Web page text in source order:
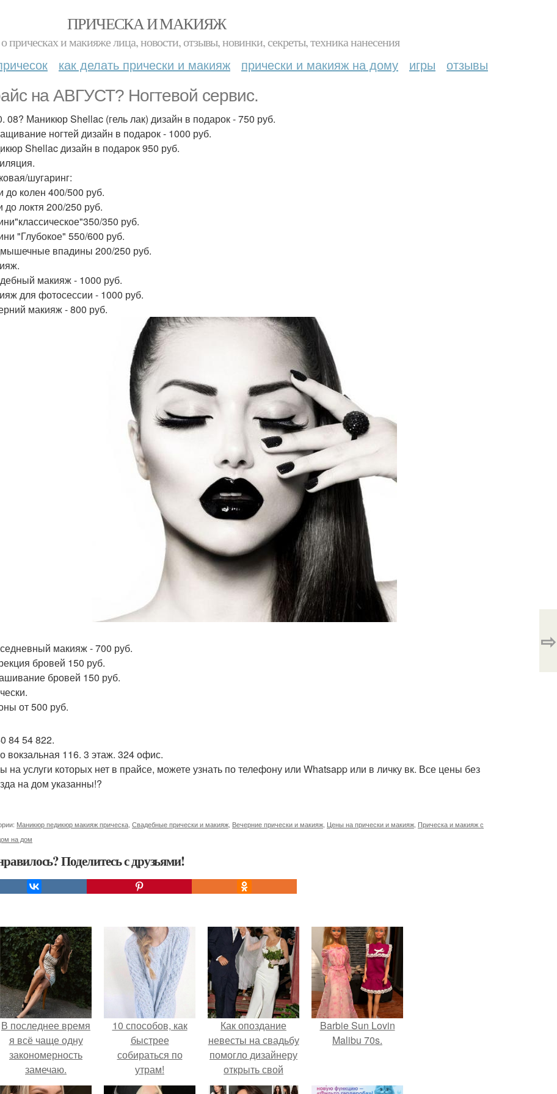
ПРИЧЕСКА И МАКИЯЖ
прическах и макияже лица, новости, отзывы, новинки, секреты, техника нанесения
как делать прически и макияж прически и макияж на дому игры отзывы
на АВГУСТ? Ногтевой сервис.
08? Маникюр Shellac (гель лак) дизайн в подарок - 750 руб.
ногтей дизайн в подарок - 1000 руб.
Shellac дизайн в подарок 950 руб.
шугаринг:
до колен 400/500 руб.
до локтя 200/250 руб.
350 руб.
"Глубокое" 550/600 руб.
впадины 200/250 руб.
макияж - 1000 руб.
для фотосессии - 1000 руб.
макияж - 800 руб.
макияж - 700 руб.
бровей 150 руб.
бровей 150 руб.
от 500 руб.
84 54 822.
вокзальная 116. 3 этаж. 324 офис.
на услуги которых нет в прайсе, можете узнать по телефону или Whatsapp или в личку вк. Все цены без
на дом указанны!?
Маникюр педикюр макияж прическа Свадебные прически и макияж Вечерние прически и макияж Цены на прически и макияж Прическа и макияж с
на дом
Поделитесь с друзьями!
⇨
В последнее время
я всё чаще одну
закономерность
замечаю.
10 способов, как
быстрее
собираться по
утрам!
Как опоздание
невесты на свадьбу
помогло дизайнеру
открыть свой
бренд.
Barbie Sun Lovin
Malibu 70s.